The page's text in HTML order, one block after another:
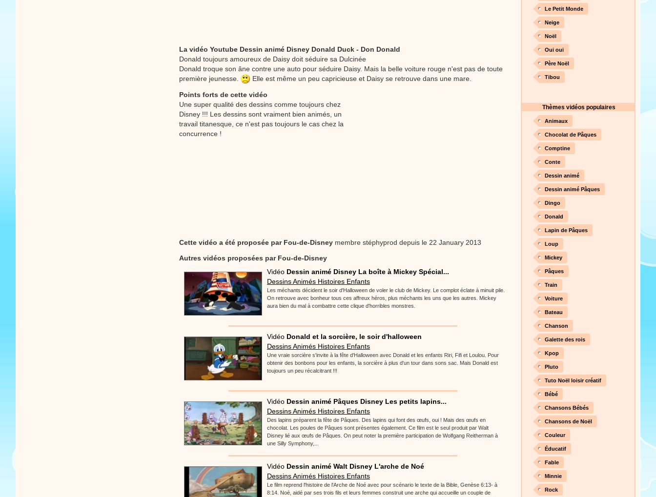
La vidéo Youtube Dessin animé Disney Donald Duck - Don Donald
Donald toujours amoureux de Daisy doit séduire sa Dulcinée
Donald troque son âne contre une auto pour séduire Daisy. Mais la belle voiture rouge n'est pas de toute
première jeunesse.
Elle est même un peu capricieuse et Daisy se retrouve dans une mare.
Points forts de cette vidéo
Une super qualité des dessins comme toujours chez
Disney !!! Les dessins sont vraiment bien animés, un
travail titanesque, ce n'est pas toujours le cas chez la
concurrence !
Cette vidéo a été proposée par Fou-de-Disney membre stéphyprod depuis le 22 January 2013
Autres vidéos proposées par Fou-de-Disney
Vidéo Dessin animé Disney La boîte à Mickey Spécial...
Dessins Animés Histoires Enfants
Les méchants décident le soir d'Halloween de voler le club de Mickey. Le complot éclate à minuit pile.
On retrouve avec bonheur tous ces affreux héros, plus méchants les uns que les autres. Mickey
aura bien du mal à combattre cette clique d'horribles monstres.
Vidéo Donald et la sorcière, le soir d'halloween
Dessins Animés Histoires Enfants
Une vraie sorcière s'invite à la fête d'Halloween avec Donald et les enfants Riri, Fifi et Loulou. Pour
obtenir des bonbons pour les enfants, la sorcière à plus d'un tour dans sons sac. Mais Donald est
toujours un peu récalcitrant !!!
Vidéo Dessin animé Pâques Disney Les petits lapins...
Dessins Animés Histoires Enfants
Des lapins préparent la fête de Pâques. Des lapins qui font des œufs, oui ! Mais des œufs en
chocolat. Les poules de Pâques sont présentes également. Ce film est le seul produit par Walt
Disney lié aux œufs de Pâques. On peut noter la première participation de Wolfgang Reitherman à
une Silly Symphony,...
Vidéo Dessin animé Walt Disney L'arche de Noé
Dessins Animés Histoires Enfants
Le film reprend l'histoire de l'Arche de Noé avec pour scénario le texte de la Bible, Genèse 6:13- à
8:14. Noé, aidé par ses trois fils et leurs femmes construit une arche qui accueille un couple de
Le Petit Monde
Neige
Noël
Oui oui
Père Noël
Tibou
Thèmes vidéos populaires
Animaux
Chocolat de Pâques
Comptine
Conte
Dessin animé
Dessin animé Pâques
Dingo
Donald
Lapin de Pâques
Loup
Mickey
Pâques
Train
Voiture
Bateau
Chanson
Galette des rois
Kpop
Pluto
Tuto Noël loisir créatif
Bébé
Chansons Bébés
Chansons de Noël
Couleur
Éducatif
Fable
Minnie
Rock